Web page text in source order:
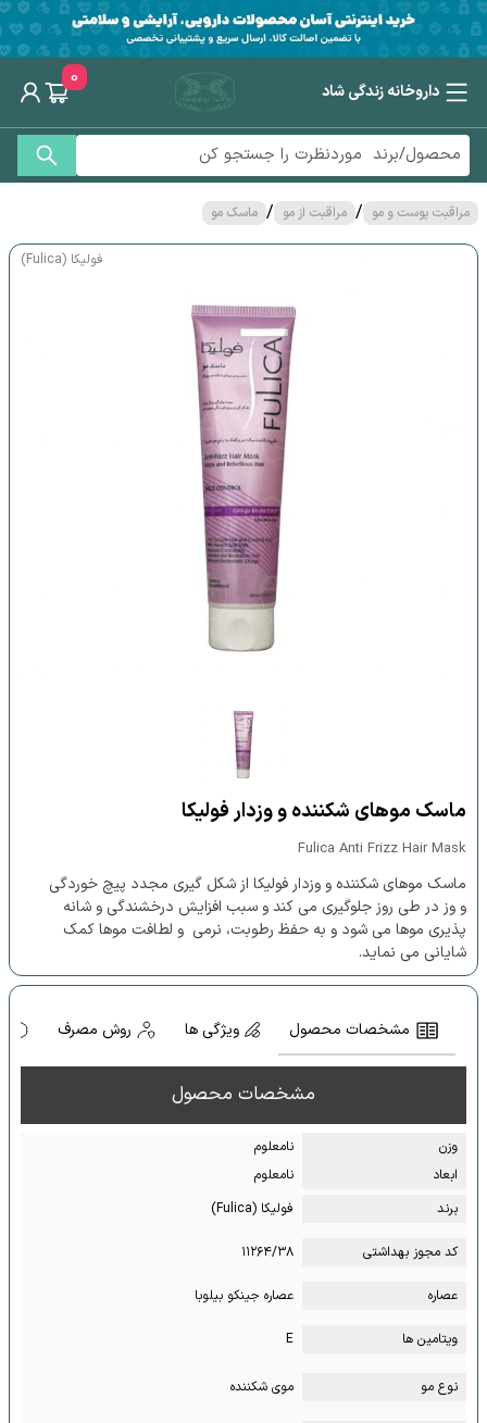
داروخانه زندگی شاد
0
مراقبت پوست و مو / مراقبت از مو / ماسک مو
فولیکا (Fulica)
ماسک موهای شکننده و وزدار فولیکا
Fulica Anti Frizz Hair Mask
ماسک موهای شکننده و وزدار فولیکا از شکل گیری مجدد پیچ خوردگی
و وز در طی روز جلوگیری می کند و سبب افزایش درخشندگی و شانه
پذیری موها می شود و به حفظ رطوبت، نرمی و لطافت موها کمک
شایانی می نماید.
مشخصات محصول ویژگی ها روش مصرف
مشخصات محصول
وزن
نامعلوم
ابعاد
نامعلوم
برند
فولیکا (Fulica)
کد مجوز بهداشتی ۱۱۲۶۴/۳۸
عصاره عصاره جینکو بیلوبا
ویتامین ها E
نوع مو موی شکننده